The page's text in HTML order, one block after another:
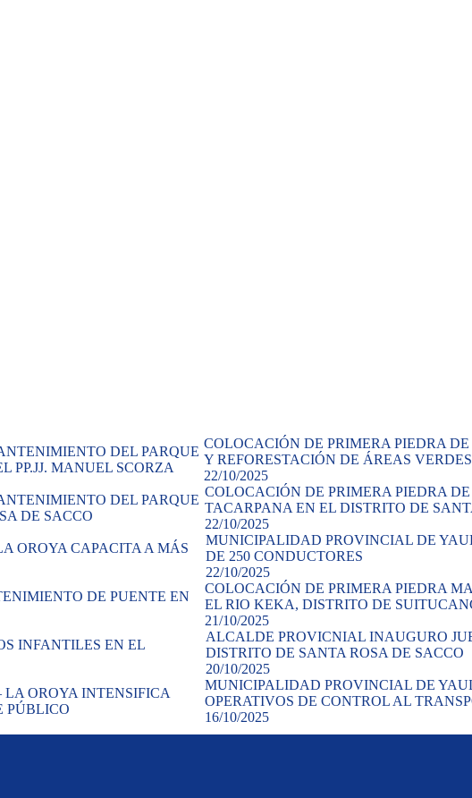
COLOCACIÓN DE PRIMERA PIEDRA
Y REFORESTACIÓN DE ÁREAS
22/10/2025
COLOCACIÓN DE PRIMERA PIEDRA
TACARPANA EN EL DISTRITO DE
22/10/2025
MUNICIPALIDAD PROVINCIAL DE
DE 250 CONDUCTORES
22/10/2025
COLOCACIÓN DE PRIMERA PIEDRA
EL RIO KEKA, DISTRITO DE
21/10/2025
ALCALDE PROVICNIAL INAUGURO
DISTRITO DE SANTA ROSA DE SACCO
20/10/2025
MUNICIPALIDAD PROVINCIAL DE
OPERATIVOS DE CONTROL AL
16/10/2025